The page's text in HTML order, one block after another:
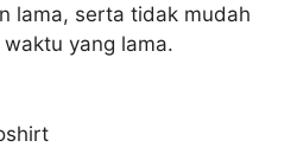
lama, serta tidak mudah
yang lama.